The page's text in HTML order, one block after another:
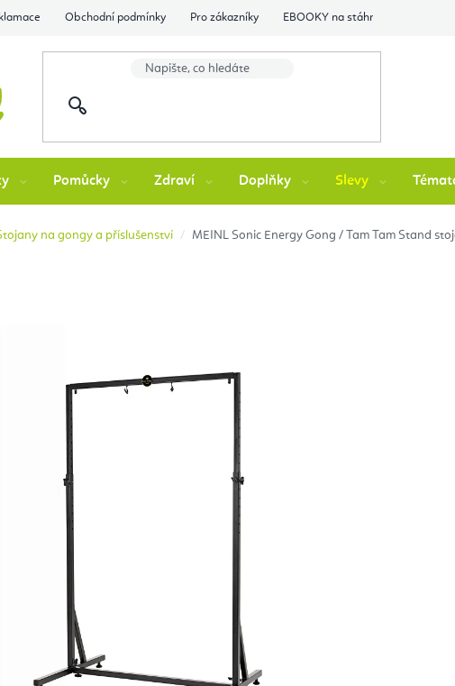
Obchodní podmínky Pro zákazníky EBOOKY na stáhnutí
Pomůcky Zdraví Doplňky Slevy
na gongy a příslušenství MEINL Sonic Energy Gong / Tam Tam Stand